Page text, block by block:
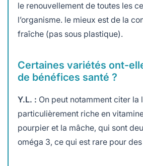
le renouvellement de toutes les
l’organisme. le mieux est de la
fraîche (pas sous plastique).
Certaines variétés ont-
de bénéfices santé ?
Y.L. : On peut notamment citer la
particulièrement riche en
pourpier et la mâche, qui sont
oméga 3, ce qui est rare pour